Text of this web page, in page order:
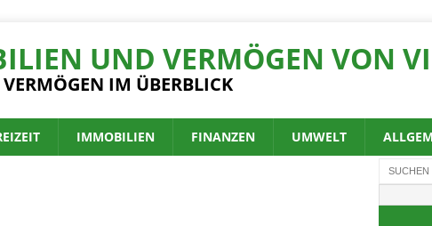
UND VERMÖGEN VON
IM ÜBERBLICK
IMMOBILIEN FINANZEN UMWELT